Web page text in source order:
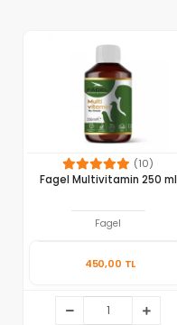
(10)
Fagel Multivitamin 250 ml
Fagel
450,00 TL